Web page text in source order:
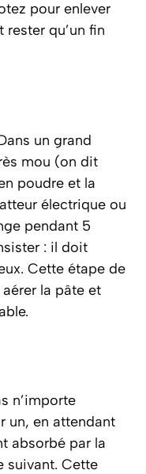
pour enlever
rester qu’un fin
un grand
mou (on dit
poudre et la
électrique ou
pendant 5
: il doit
Cette étape de
la pâte et
n’importe
un, en attendant
absorbé par la
suivant. Cette